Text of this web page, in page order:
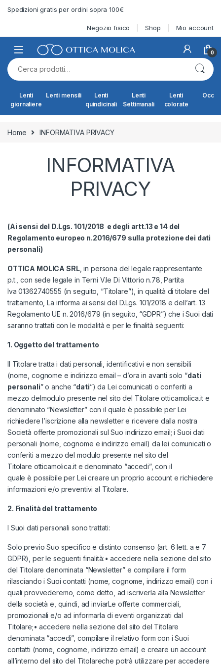
Spedizioni gratis per ordini sopra 100€
Negozio fisico Shop Mio account
0
Cerca:
Lenti
giornaliere
Lenti mensili
Lenti
quindicinali
Lenti
Settimanali
Lenti
colorate
Home INFORMATIVA PRIVACY
INFORMATIVA
PRIVACY
(Ai sensi del D.Lgs. 101/2018 e degli artt.13 e 14 del
Regolamento europeo n.2016/679 sulla protezione dei dati
personali)
OTTICA MOLICA SRL, in persona del legale rappresentante
p.t., con sede legale in Terni V.le Di Vittorio n.78, Partita
Iva 01362740555 (in seguito, “Titolare”), in qualità di titolare del
trattamento, La informa ai sensi del D.Lgs. 101/2018 e dell’art. 13
Regolamento UE n. 2016/679 (in seguito, “GDPR”) che i Suoi dati
saranno trattati con le modalità e per le finalità seguenti:
1. Oggetto del trattamento
Il Titolare tratta i dati personali, identificativi e non sensibili
(nome, cognome e indirizzo email – d’ora in avanti solo “dati
personali” o anche “dati”) da Lei comunicati o conferiti a
mezzo delmodulo presente nel sito del Titolareotticamolica.it e
denominato “Newsletter” con il quale è possibile per Lei
richiedere l’iscrizione alla newsletter e ricevere dalla nostra
Società offerte promozionali sul Suo indirizzo email; i Suoi dati
personali (nome, cognome e indirizzo email) da lei comunicati o
conferiti a mezzo del modulo presente nel sito del
Titolare otticamolica.ite denominato “accedi”, con il
quale è possibile per Lei creare un proprio account e richiedere
informazioni e/o preventivi al Titolare.
2. Finalità del trattamento
I Suoi dati personali sono trattati:
Solo previo Suo specifico e distinto consenso (art. 6 lett. a e 7
GDPR), per le seguenti finalità:• accedere nella sezione del sito
del Titolare denominata “Newsletter” e compilare il form
rilasciando i Suoi contatti (nome, cognome, indirizzo email) con i
quali provvederemo, come detto, ad iscriverla alla Newsletter
della società e, quindi, ad inviarLe offerte commerciali,
promozionali e/o ad informarla di eventi organizzati dal
Titolare;• accedere nella sezione del sito del Titolare
denominata “accedi”, compilare il relativo form con i Suoi
contatti (nome, cognome, indirizzo email) e creare un account
all’interno del sito del Titolareche potrà utilizzare per accedere